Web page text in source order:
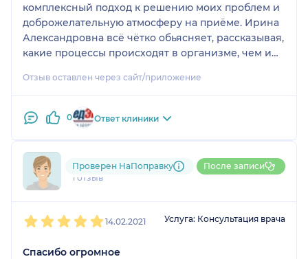
комплексный подход к решению моих проблем и
доброжелательную атмосферу на приёме. Ирина
Александровна всё чётко обьясняет, рассказывая,
какие процессы происходят в организме, чем и
ходить к доктору, но мне кажется, мы быстро
Отзыв оставлен через сайт/приложение
0 Ответ клиники
795....@....ru
1 отзыв
Проверен НаПоправку После записи
14.02.2021 Услуга: Консультация врача
Спасибо огромное